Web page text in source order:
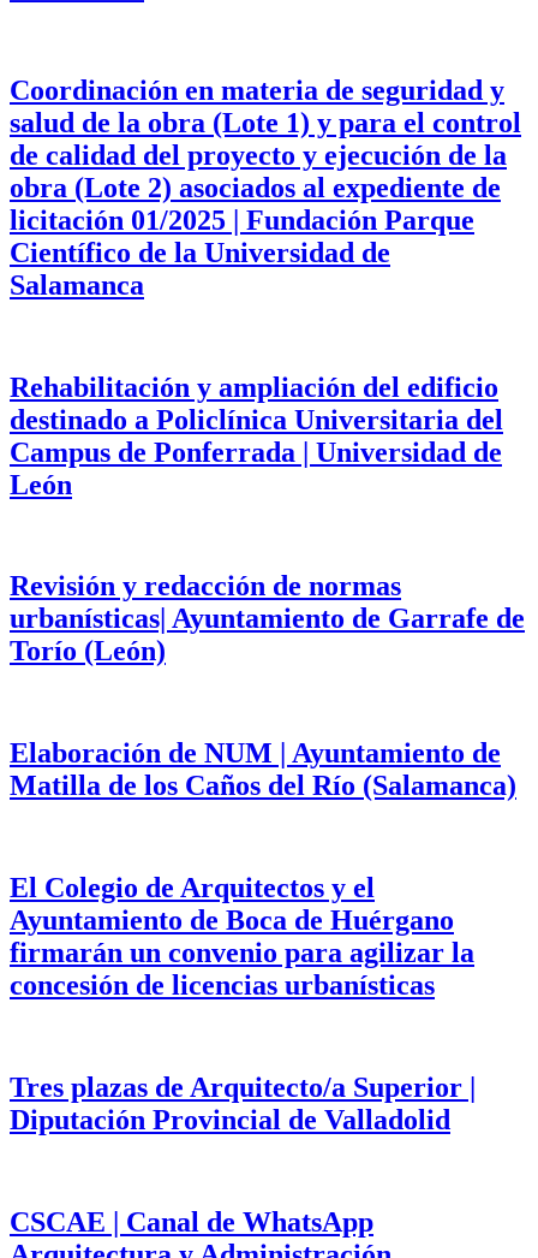
Coordinación en materia de seguridad y
salud de la obra (Lote 1) y para el control
de calidad del proyecto y ejecución de la
obra (Lote 2) asociados al expediente de
licitación 01/2025 | Fundación Parque
Científico de la Universidad de
Salamanca
Rehabilitación y ampliación del edificio
destinado a Policlínica Universitaria del
Campus de Ponferrada | Universidad de
León
Revisión y redacción de normas
urbanísticas| Ayuntamiento de Garrafe de
Torío (León)
Elaboración de NUM | Ayuntamiento de
Matilla de los Caños del Río (Salamanca)
El Colegio de Arquitectos y el
Ayuntamiento de Boca de Huérgano
firmarán un convenio para agilizar la
concesión de licencias urbanísticas
Tres plazas de Arquitecto/a Superior |
Diputación Provincial de Valladolid
CSCAE | Canal de WhatsApp